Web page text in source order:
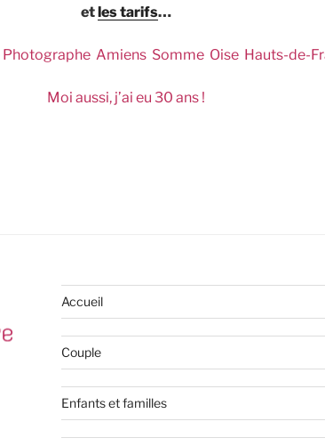
etles tarifs…
Photographe Amiens Somme Oise Hauts-de-
Moi aussi, j’ai eu 30 ans !
Accueil
Couple
Enfants et familles